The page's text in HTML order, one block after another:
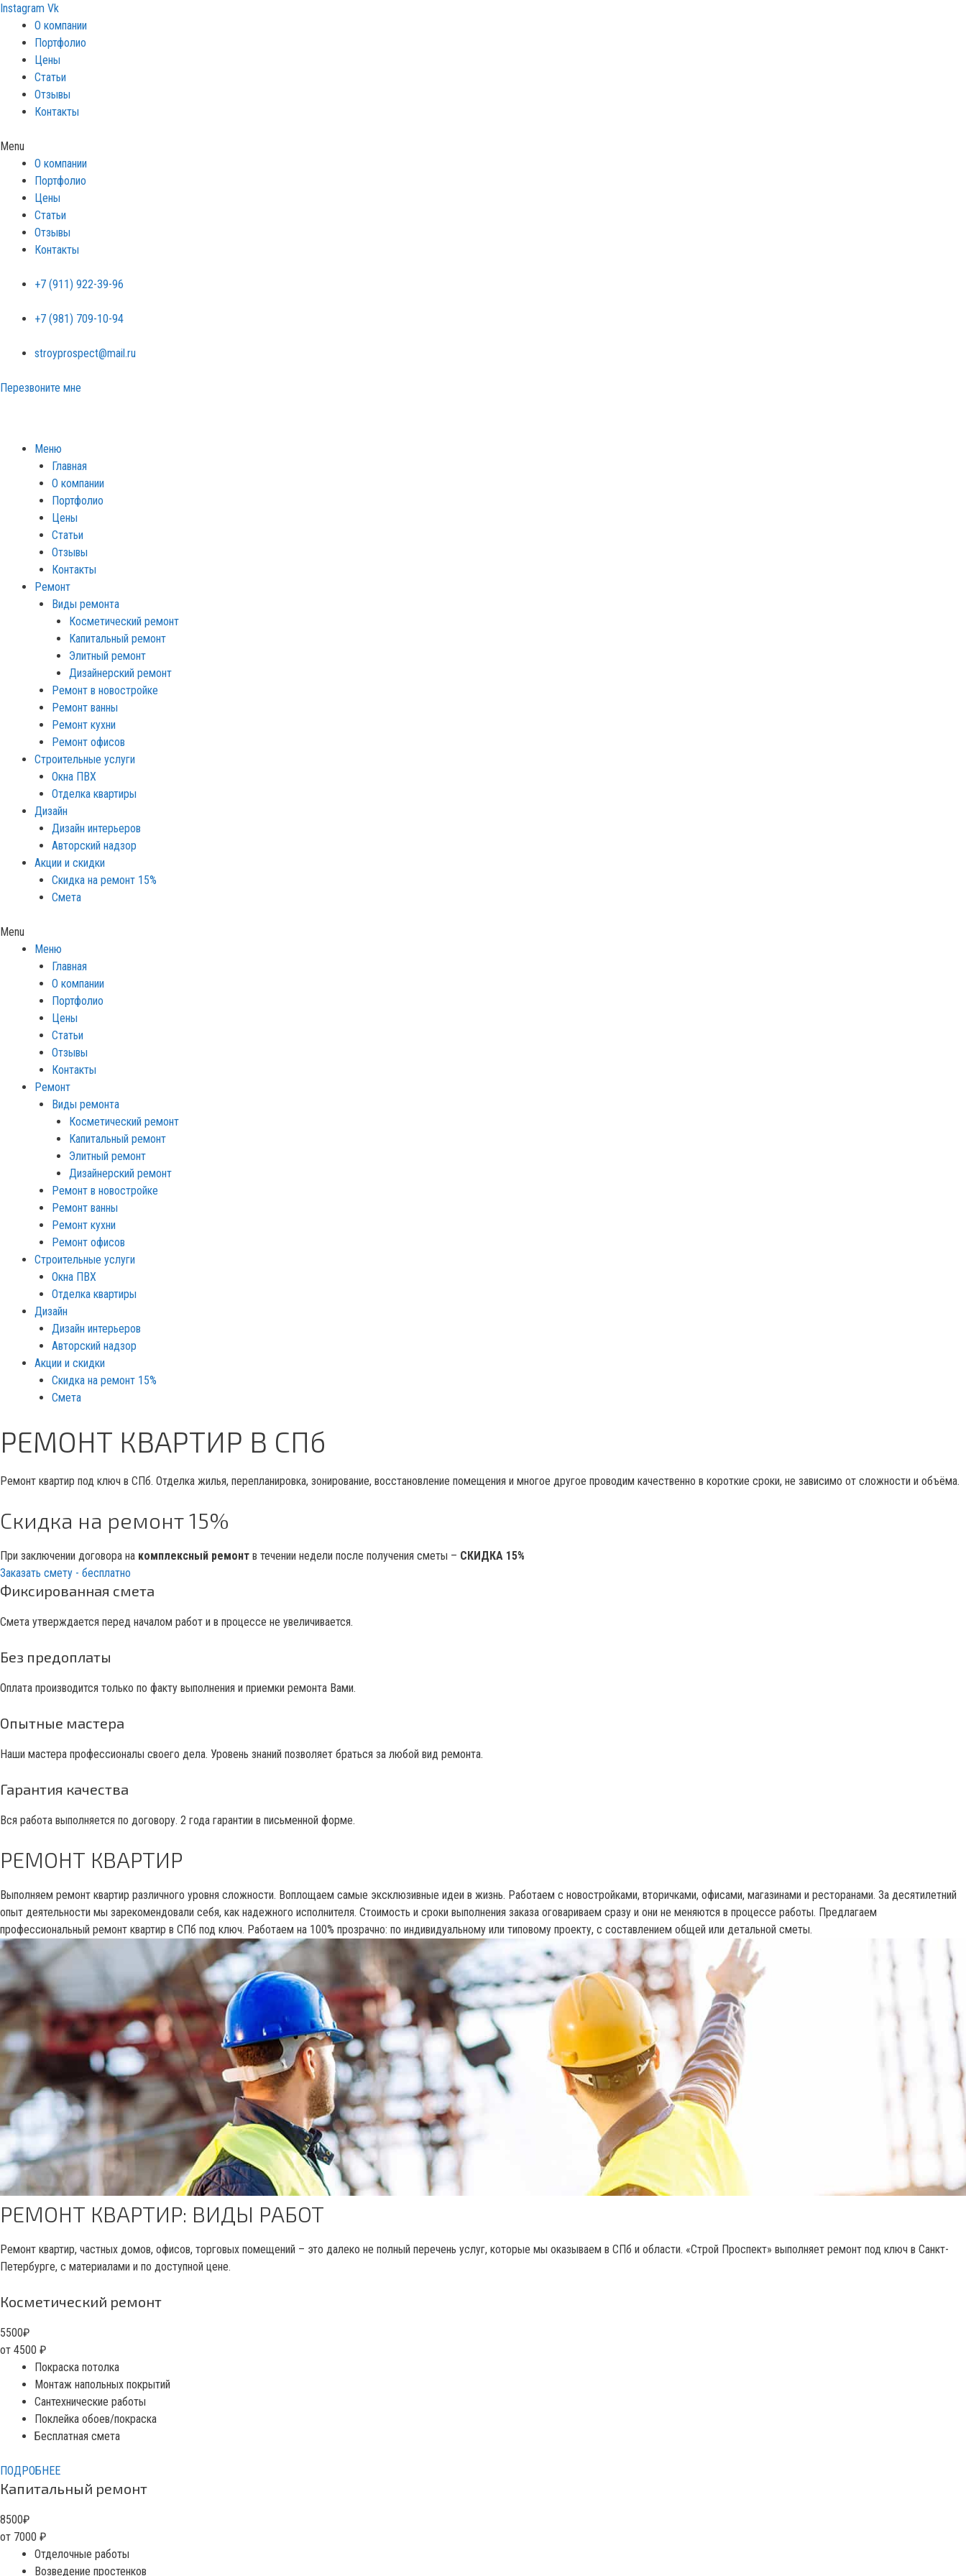
Перейти
содержимому
Instagram Vk
О компании
Портфолио
Цены
Статьи
Отзывы
Контакты
Menu
О компании
Портфолио
Цены
Статьи
Отзывы
Контакты
+7 (911) 922-39-96
+7 (981) 709-10-94
stroyprospect@mail.ru
Перезвоните мне
Меню
Главная
О компании
Портфолио
Цены
Статьи
Отзывы
Контакты
Ремонт
Виды ремонта
Косметический ремонт
Капитальный ремонт
Элитный ремонт
Дизайнерский ремонт
Ремонт в новостройке
Ремонт ванны
Ремонт кухни
Ремонт офисов
Строительные услуги
Окна ПВХ
Отделка квартиры
Дизайн
Дизайн интерьеров
Авторский надзор
Акции и скидки
Скидка на ремонт 15%
Смета
Menu
Меню
Главная
О компании
Портфолио
Цены
Статьи
Отзывы
Контакты
Ремонт
Виды ремонта
Косметический ремонт
Капитальный ремонт
Элитный ремонт
Дизайнерский ремонт
Ремонт в новостройке
Ремонт ванны
Ремонт кухни
Ремонт офисов
Строительные услуги
Окна ПВХ
Отделка квартиры
Дизайн
Дизайн интерьеров
Авторский надзор
Акции и скидки
Скидка на ремонт 15%
Смета
РЕМОНТ КВАРТИР В СПб
Ремонт квартир под ключ в СПб. Отделка жилья, перепланировка, зонирование, восстановление помещения и многое другое проводим качественно в короткие сроки, не зависимо от сложности и объёма.
Скидка на ремонт 15%
При заключении договора на комплексный ремонт в течении недели после получения сметы – СКИДКА 15%
Заказать смету - бесплатно
Фиксированная смета
Смета утверждается перед началом работ и в процессе не увеличивается.
Без предоплаты
Оплата производится только по факту выполнения и приемки ремонта Вами.
Опытные мастера
Наши мастера профессионалы своего дела. Уровень знаний позволяет браться за любой вид ремонта.
Гарантия качества
Вся работа выполняется по договору. 2 года гарантии в письменной форме.
РЕМОНТ КВАРТИР
Выполняем ремонт квартир различного уровня сложности. Воплощаем самые эксклюзивные идеи в жизнь. Работаем с новостройками, вторичками, офисами, магазинами и ресторанами. За десятилетний
опыт деятельности мы зарекомендовали себя, как надежного исполнителя. Стоимость и сроки выполнения заказа оговариваем сразу и они не меняются в процессе работы. Предлагаем
профессиональный ремонт квартир в СПб под ключ. Работаем на 100% прозрачно: по индивидуальному или типовому проекту, с составлением общей или детальной сметы.
РЕМОНТ КВАРТИР: ВИДЫ РАБОТ
Ремонт квартир, частных домов, офисов, торговых помещений – это далеко не полный перечень услуг, которые мы оказываем в СПб и области. «Строй Проспект» выполняет ремонт под ключ в Санкт-
Петербурге, с материалами и по доступной цене.
Косметический ремонт
5500₽
от 4500 ₽
Покраска потолка
Монтаж напольных покрытий
Сантехнические работы
Поклейка обоев/покраска
Бесплатная смета
ПОДРОБНЕЕ
Капитальный ремонт
8500₽
от 7000 ₽
Отделочные работы
Возведение простенков